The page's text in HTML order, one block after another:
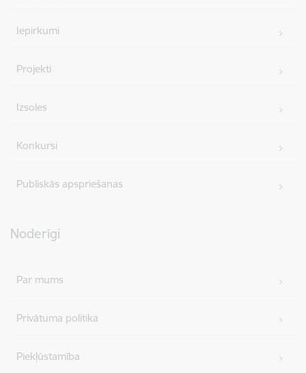
Iepirkumi
Projekti
Izsoles
Konkursi
Publiskās apspriešanas
Noderīgi
Par mums
Privātuma politika
Piekļūstamība